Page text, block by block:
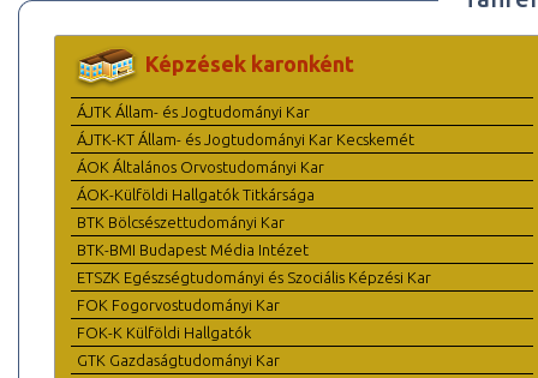
Képzések karonként
ÁJTK Állam- és Jogtudományi Kar
ÁJTK-KT Állam- és Jogtudományi Kar Kecskemét
ÁOK Általános Orvostudományi Kar
ÁOK-Külföldi Hallgatók Titkársága
BTK Bölcsészettudományi Kar
BTK-BMI Budapest Média Intézet
ETSZK Egészségtudományi és Szociális Képzési Kar
FOK Fogorvostudományi Kar
FOK-K Külföldi Hallgatók
GTK Gazdaságtudományi Kar